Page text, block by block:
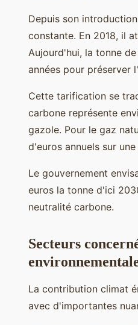
Depuis son
constante. En 2018, il
Aujourd'hui, la tonne
années pour préserver
Cette tarification se
carbone représente
gazole. Pour le gaz
d'euros annuels sur
Le gouvernement
euros la tonne d'ici
neutralité carbone.
Secteurs
La contribution climat
avec d'importantes